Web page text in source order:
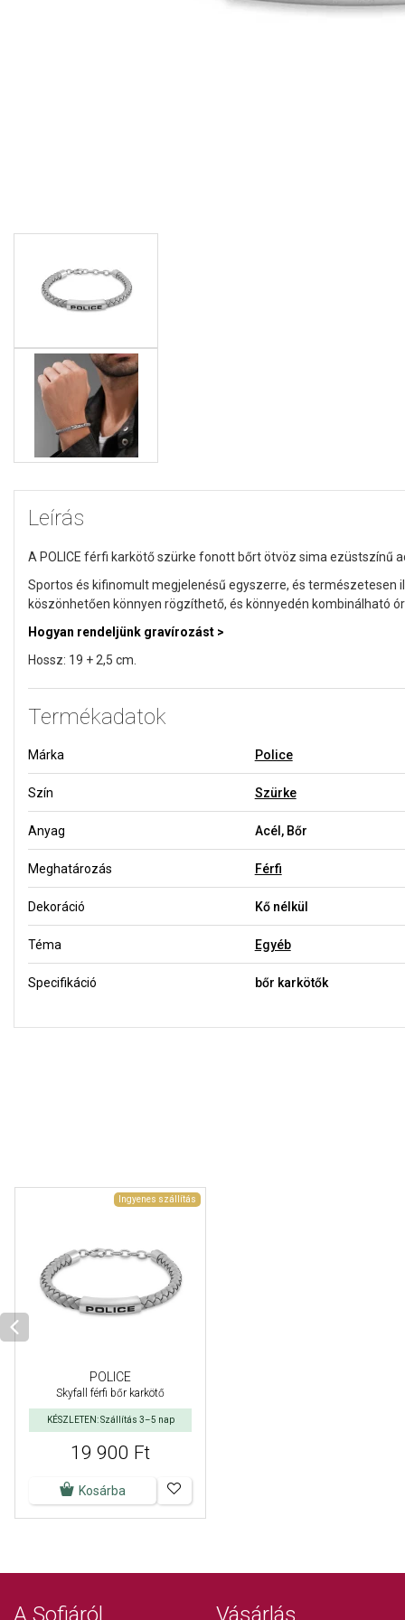
Leírás
A POLICE férfi karkötő szürke fonott bőrt ötvöz sima ezüstszínű
Sportos és kifinomult megjelenésű egyszerre, és természetesen
köszönhetően könnyen rögzíthető, és könnyedén kombinálható
Hogyan rendeljünk gravírozást >
Hossz: 19 + 2,5 cm.
Termékadatok
Márka Police
Szín Szürke
Anyag Acél, Bőr
Meghatározás Férfi
Dekoráció Kő nélkül
Téma Egyéb
Specifikáció bőr karkötők
Ingyenes szállítás
POLICE
Skyfall férfi bőr karkötő
KÉSZLETEN: Szállítás 3–5 nap
19 900 Ft
Kosárba
A Sofiáról Vásárlás